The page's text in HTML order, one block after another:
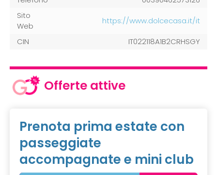
Sito
Web
https://www.dolcecasa.it/it
CIN IT022118A1B2CRHSGY
Offerte attive
Prenota prima estate con
passeggiate
accompagnate e mini club